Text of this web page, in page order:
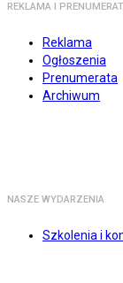
REKLAMA I
Reklama
Ogłoszenia
Prenumerata
Archiwum
NASZE WYDARZENIA
Szkolenia i